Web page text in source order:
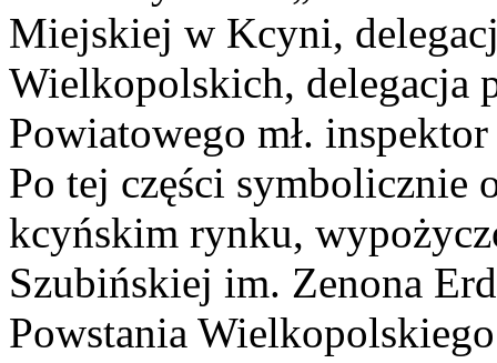
Miejskiej w Kcyni,
Wielkopolskich, delegacja
Powiatowego mł.
Po tej części symbolicznie
kcyńskim rynku,
Szubińskiej im. Zenona
Powstania